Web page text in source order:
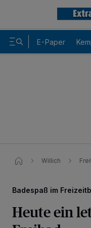
E-Paper
Willich
Badespaß im
Heute ein
Wir und unsere218
-